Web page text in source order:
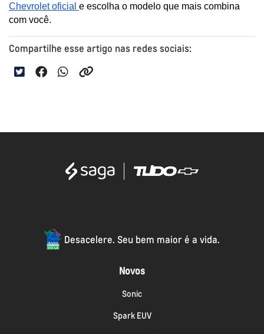
Chevrolet oficial e escolha o modelo que mais combina
com você.
Compartilhe esse artigo nas redes sociais:
Desacelere. Seu bem maior é a vida.
Novos
Sonic
Spark EUV